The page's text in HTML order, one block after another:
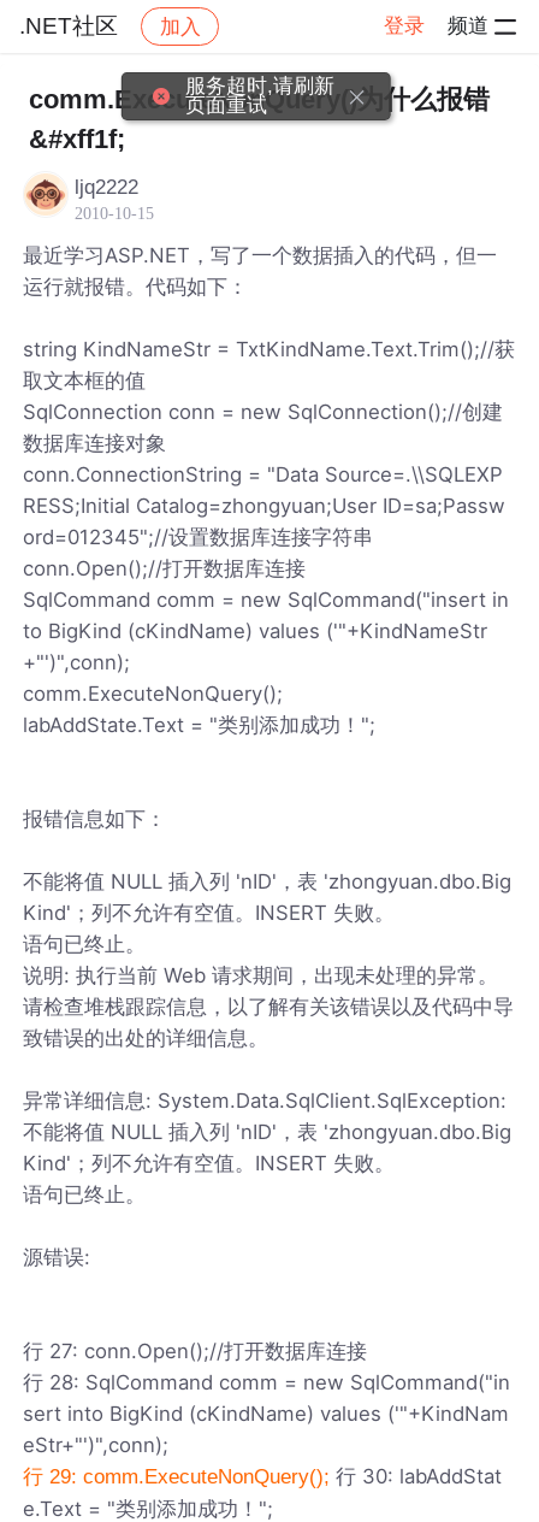
.NET社区 加入 登录 频道
.NET社区 帖子详情
comm.ExecuteNonQuery()为什么报错
&#xff1f;
ljq2222
2010-10-15
最近学习ASP.NET，写了一个数据插入的代码，但一
运行就报错。代码如下：
string KindNameStr = TxtKindName.Text.Trim();//获
取文本框的值
SqlConnection conn = new SqlConnection();//创建
数据库连接对象
conn.ConnectionString = "Data Source=.\\SQLEXP
RESS;Initial Catalog=zhongyuan;User ID=sa;Passw
ord=012345";//设置数据库连接字符串
conn.Open();//打开数据库连接
SqlCommand comm = new SqlCommand("insert in
to BigKind (cKindName) values ('"+KindNameStr
+"')",conn);
comm.ExecuteNonQuery();
labAddState.Text = "类别添加成功！";
报错信息如下：
不能将值 NULL 插入列 'nID'，表 'zhongyuan.dbo.Big
Kind'；列不允许有空值。INSERT 失败。
语句已终止。
说明: 执行当前 Web 请求期间，出现未处理的异常。
请检查堆栈跟踪信息，以了解有关该错误以及代码中导
致错误的出处的详细信息。
异常详细信息: System.Data.SqlClient.SqlException:
不能将值 NULL 插入列 'nID'，表 'zhongyuan.dbo.Big
Kind'；列不允许有空值。INSERT 失败。
语句已终止。
源错误:
行 27: conn.Open();//打开数据库连接
行 28: SqlCommand comm = new SqlCommand("in
sert into BigKind (cKindName) values ('"+KindNam
eStr+"')",conn);
行 29: comm.ExecuteNonQuery();行 30: labAddStat
e.Text = "类别添加成功！";
服务超时,请刷新
页面重试